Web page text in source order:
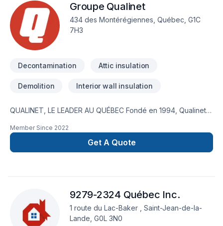
Garage, Gouttières, Gypse, Insonorisation, Isolation, Isolation
entre-toît, Isolation mur, Isolation sous-sol, Levage de maison,
Maçonnerie, Margelle, Meubles, Patio, Peinture, Plancher,
Porte de garage, Portes et fenêtres, Puit de lumière,
Rénovation générale, Revêtement extérieur, Salle de bain,
Groupe Qualinet
434 des Montérégiennes, Québec, G1C
7H3
Decontamination Attic insulation
Demolition Interior wall insulation
QUALINET, LE LEADER AU QUÉBEC Fondé en 1994, Qualinet
autre entreprise au Québec n'a autant de techniciens et
d'équipements de pointe pour intervenir sur les sites d'un
sinistre, peu importe son ampleur.
Member Since 2022
Get A Quote
9279-2324 Québec Inc.
1 route du Lac-Baker , Saint-Jean-de-la-
Lande, G0L 3N0